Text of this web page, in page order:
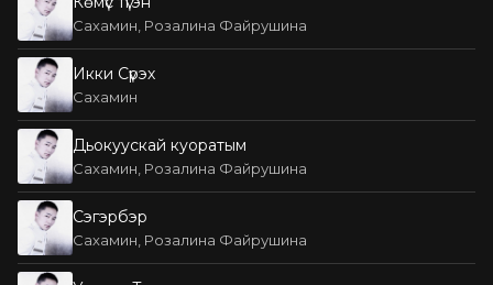
Сахамин, Розалина Файрушина
Икки Сүрэх
Сахамин
Дьокуускай куоратым
Сахамин, Розалина Файрушина
Сэгэрбэр
Сахамин, Розалина Файрушина